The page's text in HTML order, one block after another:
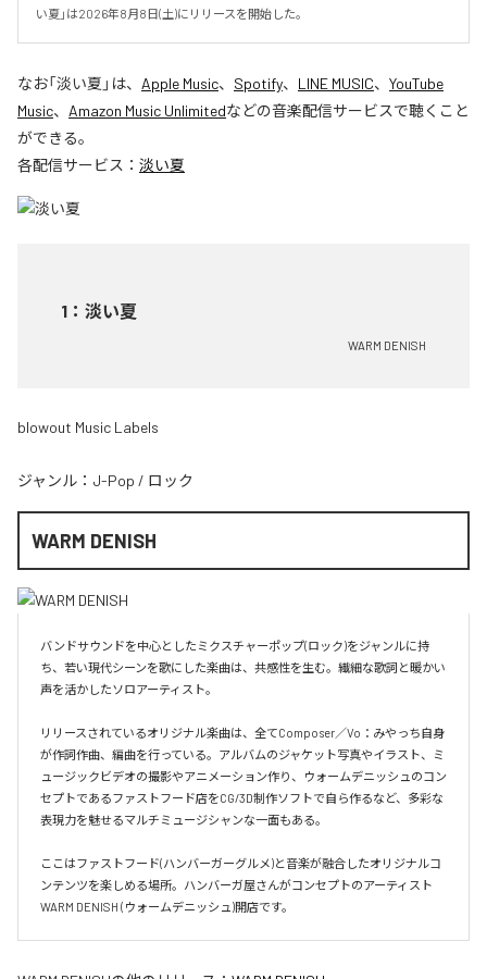
い夏」は2026年8月8日(土)にリリースを開始した。
なお「淡い夏 」は、 Apple Music、 Spotify、 LINE MUSIC、 YouTube
Music、 Amazon Music Unlimitedなどの音楽配信サービスで聴くこと
ができる。
各配信サービス： 淡い夏
1 ： 淡い夏
WARM DENISH
blowout Music Labels
ジャンル： J-Pop / ロック
WARM DENISH
バンドサウンドを中心としたミクスチャーポップ(ロック)をジャンルに持
ち、若い現代シーンを歌にした楽曲は、共感性を生む。繊細な歌詞と暖かい
声を活かしたソロアーティスト。
リリースされているオリジナル楽曲は、全てComposer／Vo：みやっち自身
が作詞作曲、編曲を行っている。アルバムのジャケット写真やイラスト、ミ
ュージックビデオの撮影やアニメーション作り、ウォームデニッシュのコン
セプトであるファストフード店をCG/3D制作ソフトで自ら作るなど、多彩な
表現力を魅せるマルチミュージシャンな一面もある。
ここはファストフード(ハンバーガーグルメ)と音楽が融合したオリジナルコ
ンテンツを楽しめる場所。ハンバーガ屋さんがコンセプトのアーティスト
WARM DENISH (ウォームデニッシュ)開店です。